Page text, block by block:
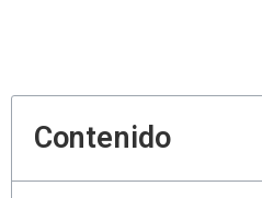
Contenido